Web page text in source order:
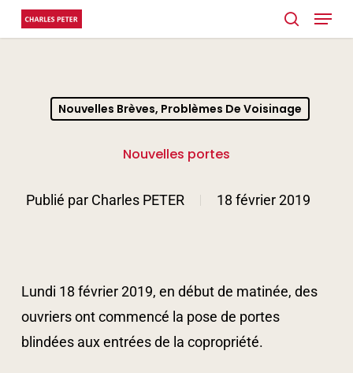
Skip
to
search
Menu
Nouvelles Brèves, Problèmes De Voisinage
Nouvelles portes
Publié par Charles PETER 18 février 2019
Lundi 18 février 2019, en début de matinée, des
ouvriers ont commencé la pose de portes
blindées aux entrées de la copropriété.